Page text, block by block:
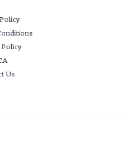
Us